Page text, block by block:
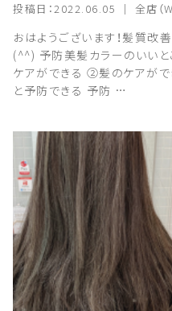
投稿日：2022.06.05 ｜ 全店（
おはようございます！髪質
(^^) 予防美髪カラーのいい
ケアができる ②髪のケアが
と予防できる 予防 …